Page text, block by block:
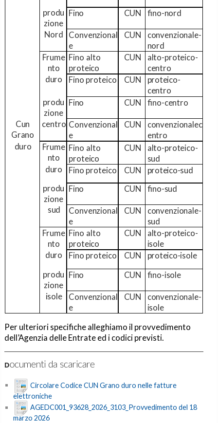
produ
zione
Fino CUN fino-nord
Nord
Convenzional
e
CUN
convenzionale-
nord
Frume
nto
Fino alto
proteico
CUN
alto-proteico-
centro
duro
Fino proteico CUN
proteico-
centro
produ
zione
Fino CUN fino-centro
Cun
Grano
centro Convenzional
e
CUN
convenzionalec
entro
duro
Frume
nto
Fino alto
proteico
CUN
alto-proteico-
sud
duro
Fino proteico CUN proteico-sud
produ
zione
Fino CUN fino-sud
sud
Convenzional
e
CUN
convenzionale-
sud
Frume
nto
Fino alto
proteico
CUN
alto-proteico-
isole
duro
Fino proteico CUN proteico-isole
produ
zione
Fino CUN fino-isole
isole
Convenzional
e
CUN
convenzionale-
isole
Per ulteriori specifiche alleghiamo il provvedimento
dell’Agenzia delle Entrate ed i codici previsti.
Documenti da scaricare
Circolare Codice CUN Grano duro nelle fatture
elettroniche
AGEDC001_93628_2026_3103_Provvedimento del 18
marzo 2026